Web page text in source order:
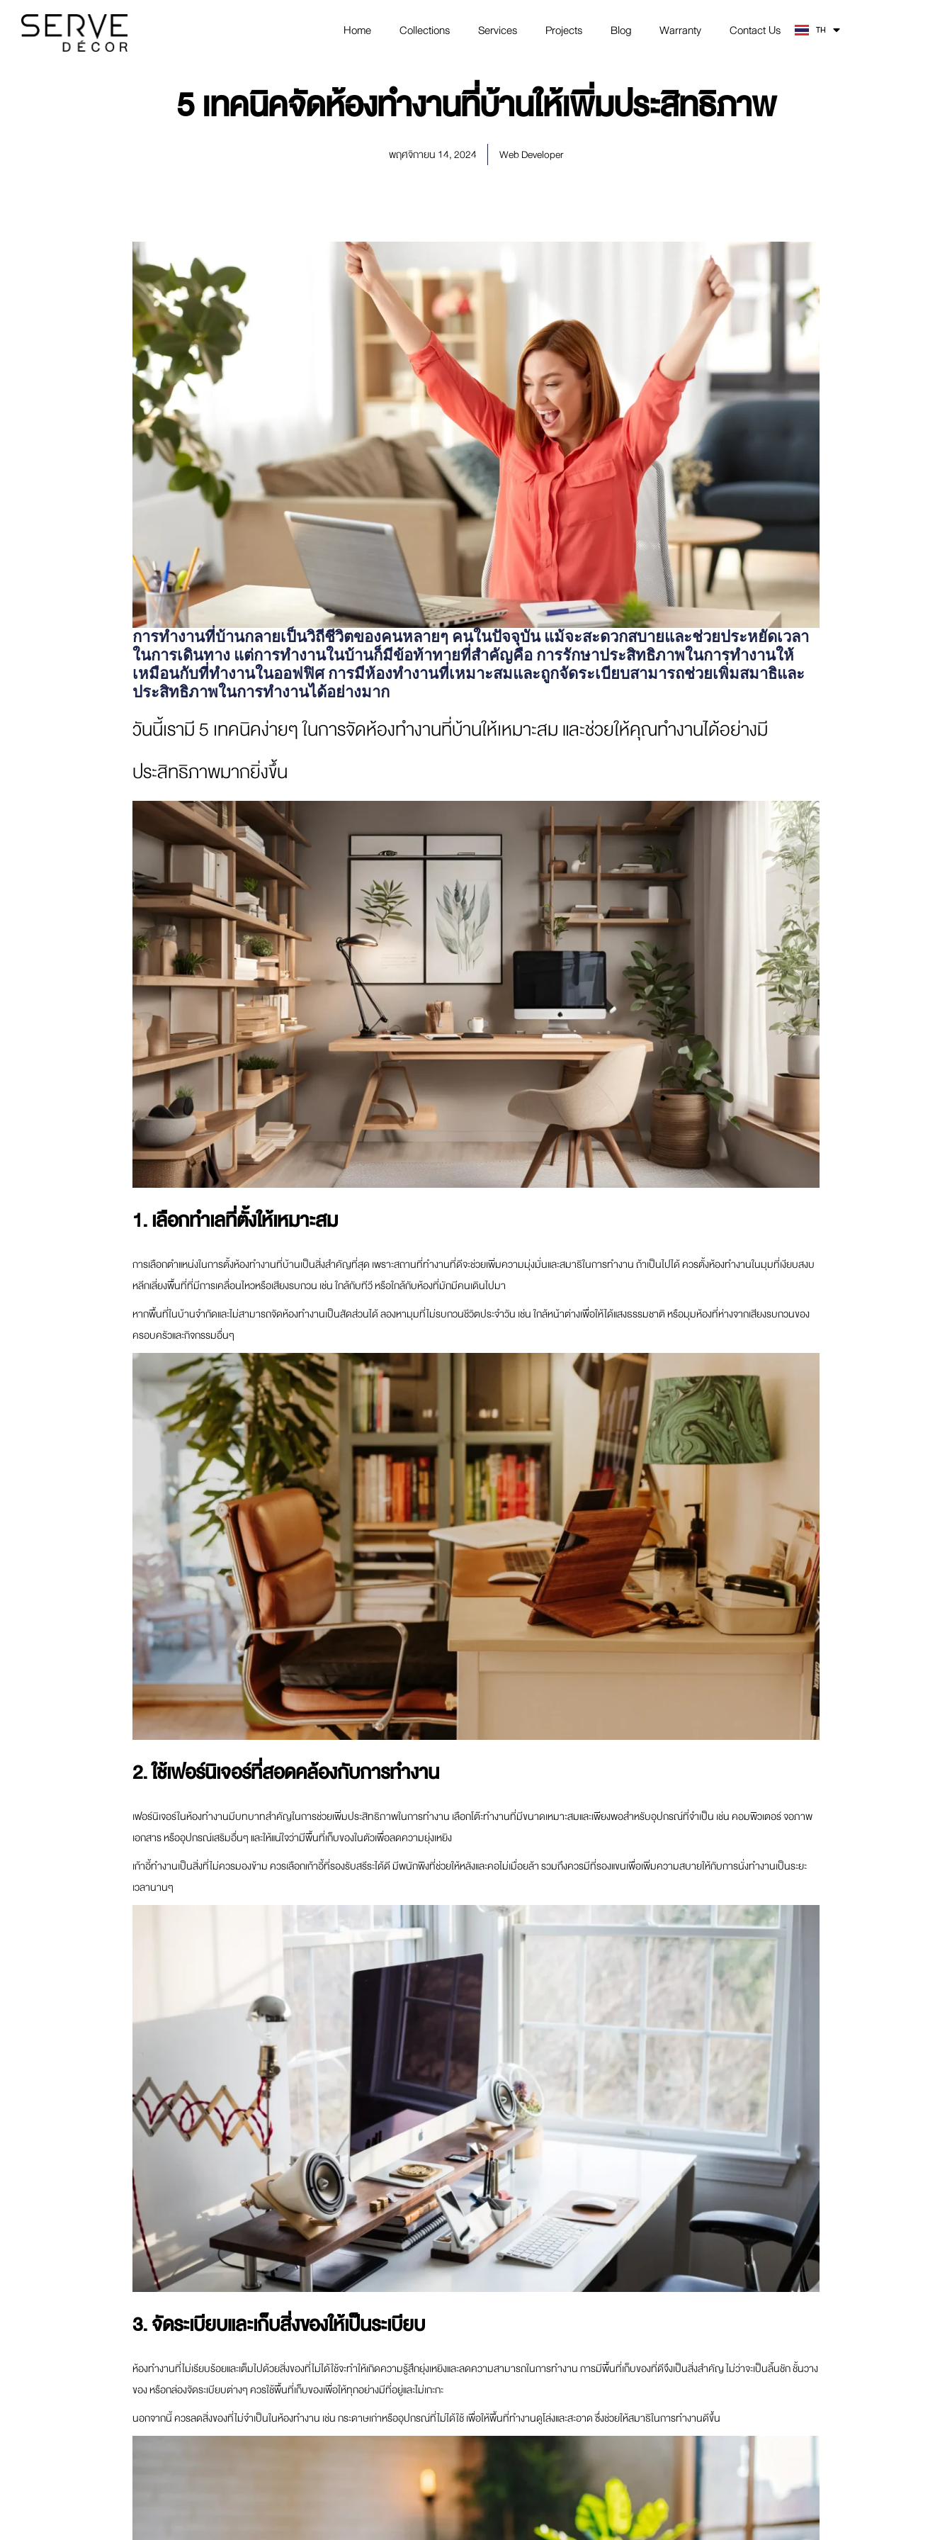
Home Collections Services Projects Blog Warranty Contact Us TH
ZH
5 เทคนิคจัดห้องทำงานที่บ้านให้เพิ่มประสิทธิภาพ
พฤศจิกายน 14, 2024 Web Developer
การทำงานที่บ้านกลายเป็นวิถีชีวิตของคนหลายๆ คนในปัจจุบัน แม้จะสะดวกสบายและช่วยประหยัดเวลา
ในการเดินทาง แต่การทำงานในบ้านก็มีข้อท้าทายที่สำคัญคือ การรักษาประสิทธิภาพในการทำงานให้
เหมือนกับที่ทำงานในออฟฟิศ การมีห้องทำงานที่เหมาะสมและถูกจัดระเบียบสามารถช่วยเพิ่มสมาธิและ
ประสิทธิภาพในการทำงานได้อย่างมาก
วันนี้เรามี 5 เทคนิคง่ายๆ ในการจัดห้องทำงานที่บ้านให้เหมาะสม และช่วยให้คุณทำงานได้อย่างมี
ประสิทธิภาพมากยิ่งขึ้น
1. เลือกทำเลที่ตั้งให้เหมาะสม
การเลือกตำแหน่งในการตั้งห้องทำงานที่บ้านเป็นสิ่งสำคัญที่สุด เพราะสถานที่ทำงานที่ดีจะช่วยเพิ่มความมุ่งมั่นและสมาธิในการทำงาน ถ้าเป็นไปได้ ควรตั้งห้องทำงานในมุมที่เงียบสงบ
หลีกเลี่ยงพื้นที่ที่มีการเคลื่อนไหวหรือเสียงรบกวน เช่น ใกล้กับทีวี หรือใกล้กับห้องที่มักมีคนเดินไปมา
หากพื้นที่ในบ้านจำกัดและไม่สามารถจัดห้องทำงานเป็นสัดส่วนได้ ลองหามุมที่ไม่รบกวนชีวิตประจำวัน เช่น ใกล้หน้าต่างเพื่อให้ได้แสงธรรมชาติ หรือมุมห้องที่ห่างจากเสียงรบกวนของ
ครอบครัวและกิจกรรมอื่นๆ
2. ใช้เฟอร์นิเจอร์ที่สอดคล้องกับการทำงาน
เฟอร์นิเจอร์ในห้องทำงานมีบทบาทสำคัญในการช่วยเพิ่มประสิทธิภาพในการทำงาน เลือกโต๊ะทำงานที่มีขนาดเหมาะสมและเพียงพอสำหรับอุปกรณ์ที่จำเป็น เช่น คอมพิวเตอร์ จอภาพ
เอกสาร หรืออุปกรณ์เสริมอื่นๆ และให้แน่ใจว่ามีพื้นที่เก็บของในตัวเพื่อลดความยุ่งเหยิง
เก้าอี้ทำงานเป็นสิ่งที่ไม่ควรมองข้าม ควรเลือกเก้าอี้ที่รองรับสรีระได้ดี มีพนักพิงที่ช่วยให้หลังและคอไม่เมื่อยล้า รวมถึงควรมีที่รองแขนเพื่อเพิ่มความสบายให้กับการนั่งทำงานเป็นระยะ
เวลานานๆ
3. จัดระเบียบและเก็บสิ่งของให้เป็นระเบียบ
ห้องทำงานที่ไม่เรียบร้อยและเต็มไปด้วยสิ่งของที่ไม่ได้ใช้จะทำให้เกิดความรู้สึกยุ่งเหยิงและลดความสามารถในการทำงาน การมีพื้นที่เก็บของที่ดีจึงเป็นสิ่งสำคัญ ไม่ว่าจะเป็นลิ้นชัก ชั้นวาง
ของ หรือกล่องจัดระเบียบต่างๆ ควรใช้พื้นที่เก็บของเพื่อให้ทุกอย่างมีที่อยู่และไม่เกะกะ
นอกจากนี้ ควรลดสิ่งของที่ไม่จำเป็นในห้องทำงาน เช่น กระดาษเก่าหรืออุปกรณ์ที่ไม่ได้ใช้ เพื่อให้พื้นที่ทำงานดูโล่งและสะอาด ซึ่งช่วยให้สมาธิในการทำงานดีขึ้น